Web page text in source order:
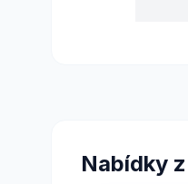
Nabídky